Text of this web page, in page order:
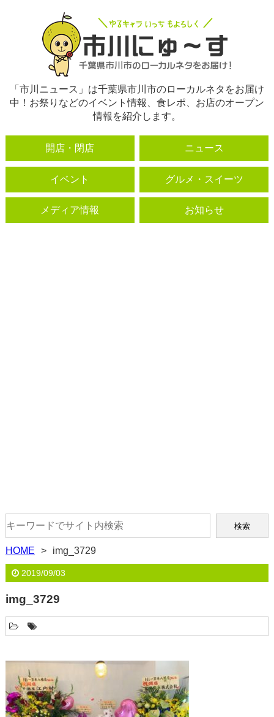
「市川ニュース」は千葉県市川市のローカルネタをお届け
中！お祭りなどのイベント情報、食レポ、お店のオープン
情報を紹介します。
開店・閉店 ニュース
イベント グルメ・スイーツ
メディア情報 お知らせ
HOME img_3729
2019/09/03
img_3729